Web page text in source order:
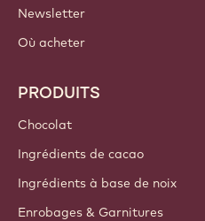
Newsletter
Où acheter
PRODUITS
Chocolat
Ingrédients de cacao
Ingrédients à base de noix
Enrobages & Garnitures